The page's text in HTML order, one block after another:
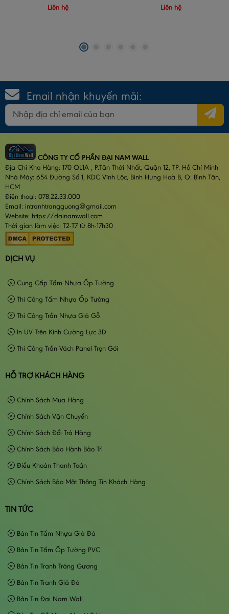
Liên hệ Liên hệ
Email nhận khuyến mãi:
CÔNG TY CỔ PHẦN ĐẠI NAM WALL
Địa Chỉ Kho Hàng: 170 QL1A , P.Tân Thới Nhất, Quận 12, TP. Hồ Chí Minh
Nhà Máy: 654 Đường Số 1, KDC Vĩnh Lộc, Bình Hưng Hoà B, Q. Bình Tân,
HCM
Điện thoại: 078.22.33.000
Email: intranhtrangguong@gmail.com
Website: https://dainamwall.com
Thời gian làm việc: T2-T7 từ 8h-17h30
DỊCH VỤ
Cung Cấp Tấm Nhựa Ốp Tường
Thi Công Tấm Nhựa Ốp Tường
Thi Công Trần Nhựa Giả Gỗ
In UV Trên Kính Cường Lực 3D
Thi Công Trần Vách Panel Trọn Gói
HỖ TRỢ KHÁCH HÀNG
Chính Sách Mua Hàng
Chính Sách Vận Chuyển
Chính Sách Đổi Trả Hàng
Chính Sách Bảo Hành Bảo Trì
Điều Khoản Thanh Toán
Chính Sách Bảo Mật Thông Tin Khách Hàng
TIN TỨC
Bản Tin Tấm Nhựa Giả Đá
Bản Tin Tấm Ốp Tường PVC
Bản Tin Tranh Tráng Gương
Bản Tin Tranh Giả Đá
Bản Tin Đại Nam Wall